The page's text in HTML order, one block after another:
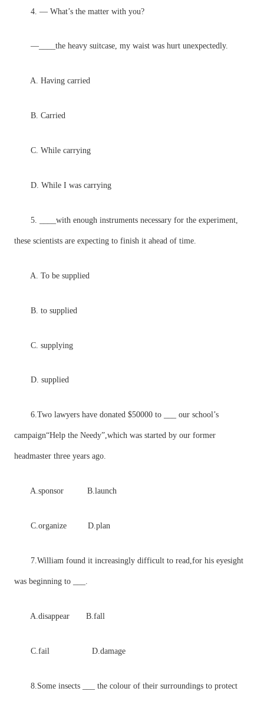
4. — What’s the matter with you?
—____the heavy suitcase, my waist was hurt unexpectedly.
A. Having carried
B. Carried
C. While carrying
D. While I was carrying
5. ____with enough instruments necessary for the experiment,
these scientists are expecting to finish it ahead of time.
A. To be supplied
B. to supplied
C. supplying
D. supplied
6.Two lawyers have donated $50000 to ___ our school’s
campaign“Help the Needy”,which was started by our former
headmaster three years ago.
A.sponsor B.launch
C.organize D.plan
7.William found it increasingly difficult to read,for his eyesight
was beginning to ___.
A.disappear B.fall
C.fail D.damage
8.Some insects ___ the colour of their surroundings to protect